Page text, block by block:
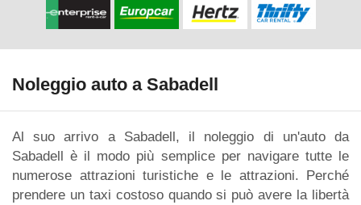
Noleggio auto a Sabadell
Al suo arrivo a Sabadell, il noleggio di un'auto da
Sabadell è il modo più semplice per navigare tutte le
numerose attrazioni turistiche e le attrazioni. Perché
prendere un taxi costoso quando si può avere la libertà